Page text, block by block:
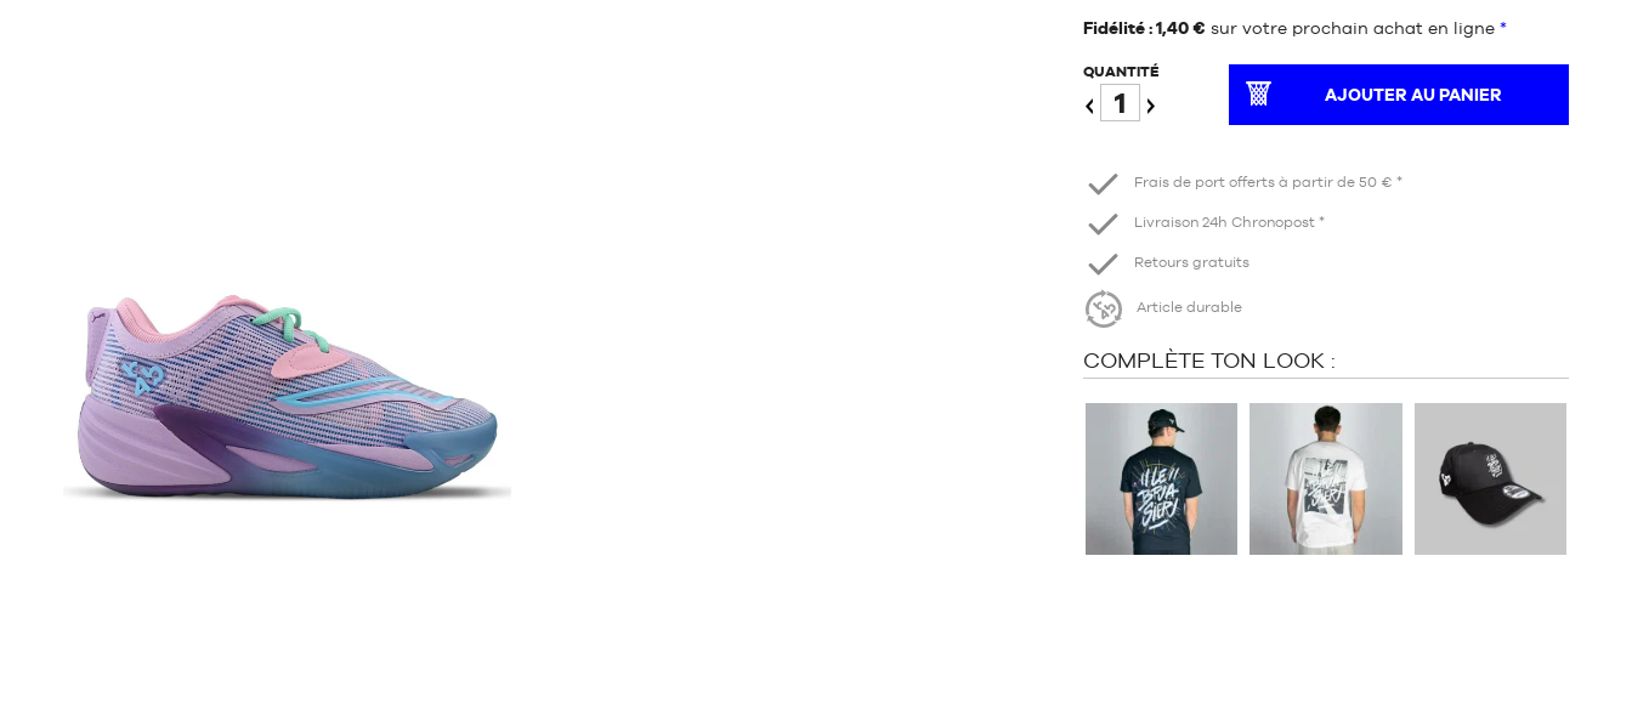
Fidélité : 1,40 € sur votre prochain achat en ligne *
QUANTITÉ
AJOUTER AU PANIER
Frais de port offerts à partir de 50 € *
Livraison 24h Chronopost *
Retours gratuits
Article durable
COMPLÈTE TON LOOK :